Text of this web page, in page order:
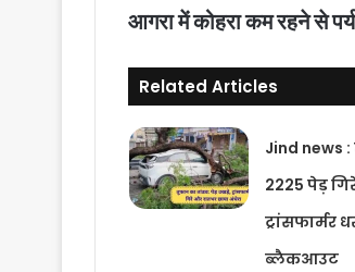
आगरा में कोहरा कम रहने से
Related Articles
Jind news
2225 पेड़
ट्रांसफार्मर
ब्लैकआउट